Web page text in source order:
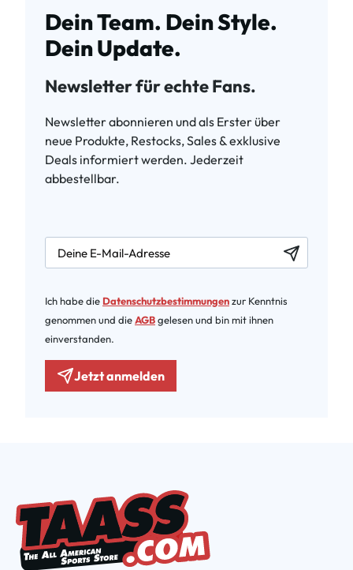
Dein Team. Dein Style.
Dein Update.
Newsletter für echte Fans.
Newsletter abonnieren und als Erster über
neue Produkte, Restocks, Sales & exklusive
Deals informiert werden. Jederzeit
abbestellbar.
newsletter.labelEmail
Ich habe die Datenschutzbestimmungenzur Kenntnis
genommen und dieAGBgelesen und bin mit ihnen
einverstanden.
Jetzt anmelden